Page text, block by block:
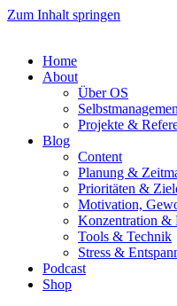
Zum Inhalt springen
Home
About
Über OS
Projekte &
Blog
Content
Planung &
Prioritäten &
Motivation,
Konzentration &
Tools & Technik
Stress &
Podcast
Shop